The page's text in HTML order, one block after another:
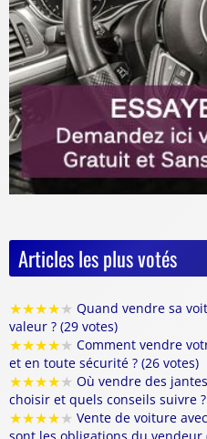
Articles les plus votés
★★★★★ Quand vendre sa
valeur ? (29 votes)
★★★★★ Comment vendre
et en toute sécurité ? (26 votes)
★★★★★ Où vendre des
choisir et quels conseils suivre
★★★★★ Vente de voiture